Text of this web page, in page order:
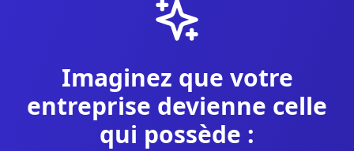
Imaginez que votre
entreprise devienne celle
qui possède :